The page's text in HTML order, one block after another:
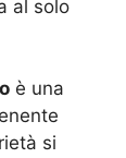
al solo
è una
si